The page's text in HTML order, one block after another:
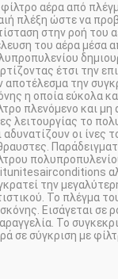
αέρα από
πλέξη ώστε να
στην ροή του
του αέρα μέσα
έτσι την
αποτέλεσμα την
η οποία εύκολα
πλενόμενο και
λειτουργίας το
αδυνατίζουν οι ίνες
την
Το πλέγμα
Εισάγεται σε
Το
σε σύγκριση με